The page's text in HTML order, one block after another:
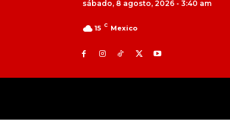
sábado, 8 agosto, 2026 - 3:40 am
15 C Mexico
TOLUCA 98.9 FM |